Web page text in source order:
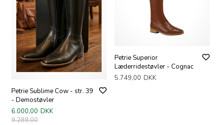
Petrie Sublime Cow - str. 39
- Demostøvler
6.000,00 DKK
9.289,00
Petrie Superior
Læderridestøvler - Cognac
5.749,00 DKK